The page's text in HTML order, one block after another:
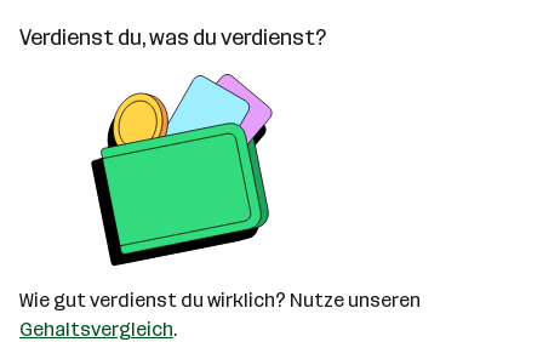
Verdienst du, was du verdienst?
Wie gut verdienst du wirklich? Nutze unseren
Gehaltsvergleich.